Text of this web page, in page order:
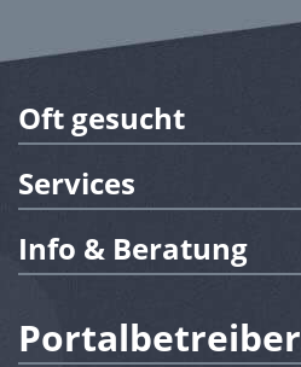
Oft gesucht
Services
Info & Beratung
Portalbetreiber